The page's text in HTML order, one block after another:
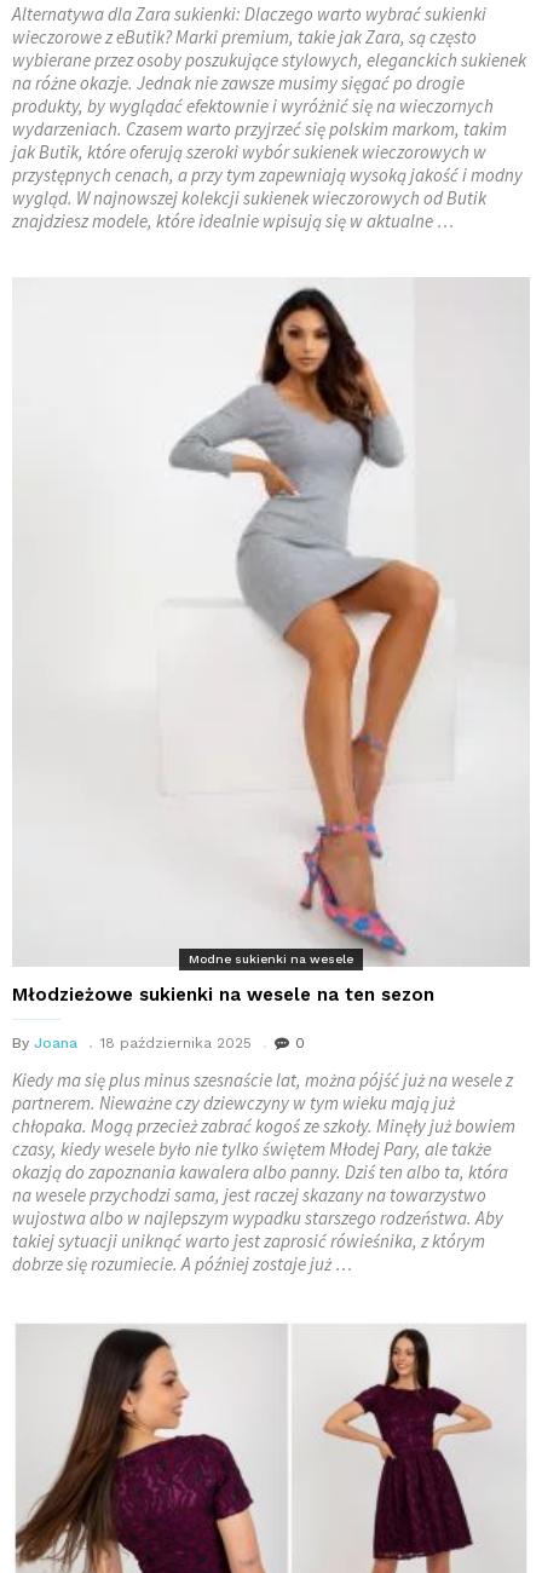
Alternatywa dla Zara sukienki: Dlaczego warto wybrać sukienki
wieczorowe z eButik? Marki premium, takie jak Zara, są często
wybierane przez osoby poszukujące stylowych, eleganckich sukienek
na różne okazje. Jednak nie zawsze musimy sięgać po drogie
produkty, by wyglądać efektownie i wyróżnić się na wieczornych
wydarzeniach. Czasem warto przyjrzeć się polskim markom, takim
jak Butik, które oferują szeroki wybór sukienek wieczorowych w
przystępnych cenach, a przy tym zapewniają wysoką jakość i modny
wygląd. W najnowszej kolekcji sukienek wieczorowych od Butik
znajdziesz modele, które idealnie wpisują się w aktualne …
Modne sukienki na wesele
Młodzieżowe sukienki na wesele na ten sezon
By Joana 18 października 2025 0
Kiedy ma się plus minus szesnaście lat, można pójść już na wesele z
partnerem. Nieważne czy dziewczyny w tym wieku mają już
chłopaka. Mogą przecież zabrać kogoś ze szkoły. Minęły już bowiem
czasy, kiedy wesele było nie tylko świętem Młodej Pary, ale także
okazją do zapoznania kawalera albo panny. Dziś ten albo ta, która
na wesele przychodzi sama, jest raczej skazany na towarzystwo
wujostwa albo w najlepszym wypadku starszego rodzeństwa. Aby
takiej sytuacji uniknąć warto jest zaprosić rówieśnika, z którym
dobrze się rozumiecie. A później zostaje już …